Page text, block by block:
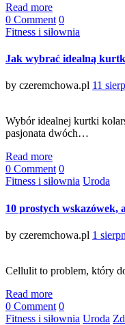
Read more
0 Comment 0
Categories
Fitness i siłownia
Jak wybrać idealną
by czeremchowa.pl Posted
11
Wybór idealnej kurtki
pasjonata dwóch…
Read more
0 Comment 0
Categories
Fitness i siłownia Uroda
10 prostych wskazówek,
by czeremchowa.pl Posted
1
Cellulit to problem, który
Read more
0 Comment 0
Categories
Fitness i siłownia Uroda